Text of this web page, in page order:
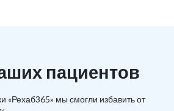
пациентов
«Рехаб365» мы смогли избавить от